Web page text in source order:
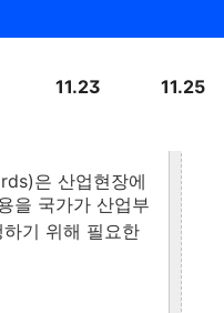
11.23 11.25
은 산업현장에
을 국가가 산업부
기 위해 필요한